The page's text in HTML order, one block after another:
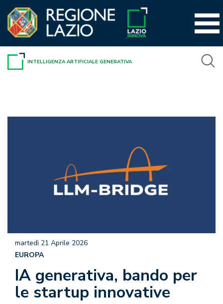
contenuto
INTELLIGENZA ARTIFICIALE GENERATIVA
IA generativa, bando per
le startup innovative
martedì 21 Aprile 2026
EUROPA